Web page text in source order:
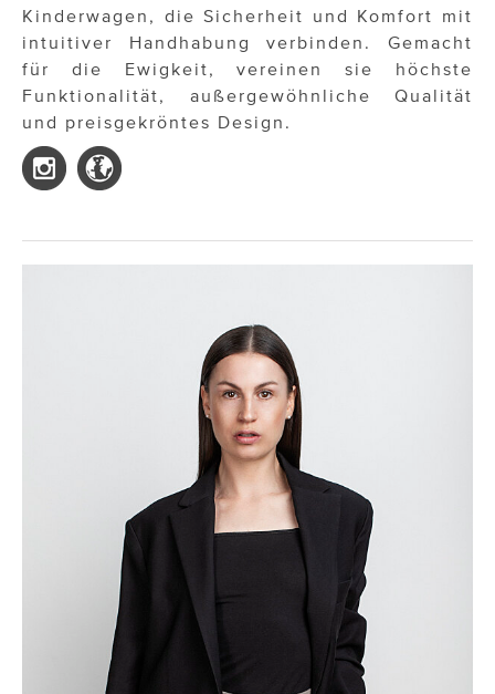
Kinderwagen, die Sicherheit und Komfort mit
intuitiver Handhabung verbinden. Gemacht
für die Ewigkeit, vereinen sie höchste
Funktionalität, außergewöhnliche Qualität
und preisgekröntes Design.